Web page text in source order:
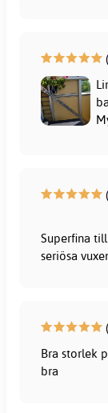
Superfina
seriösa
Bra storlek
bra